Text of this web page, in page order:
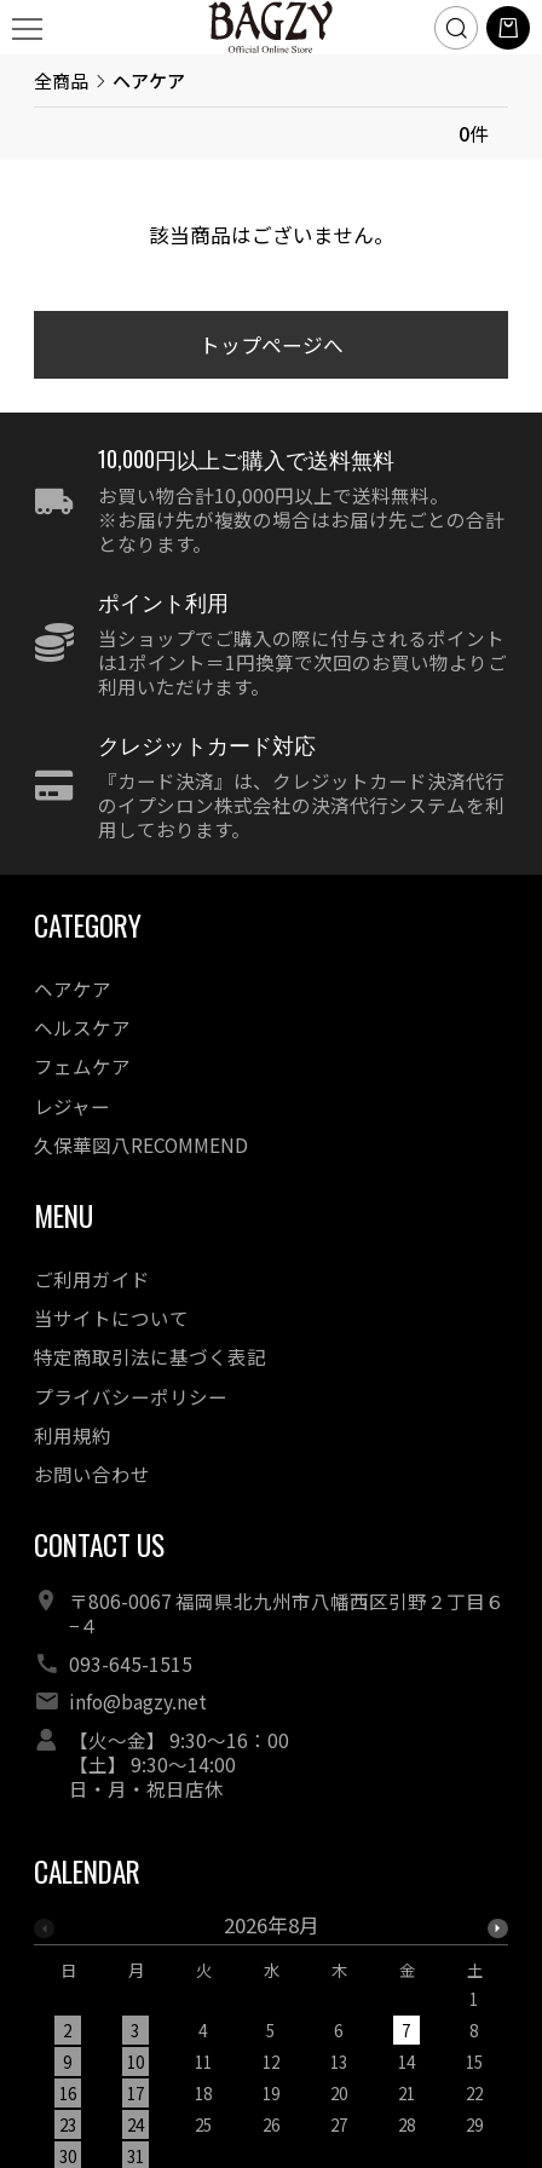
全商品 ヘアケア
0件
該当商品はございません。
トップページへ
10,000円以上ご購入で送料無料
お買い物合計10,000円以上で送料無料。
※お届け先が複数の場合はお届け先ごとの合計
となります。
ポイント利用
当ショップでご購入の際に付与されるポイント
は1ポイント＝1円換算で次回のお買い物よりご
利用いただけます。
クレジットカード対応
『カード決済』は、クレジットカード決済代行
のイプシロン株式会社の決済代行システムを利
用しております。
CATEGORY
ヘアケア
ヘルスケア
フェムケア
レジャー
久保華図八RECOMMEND
MENU
ご利用ガイド
当サイトについて
特定商取引法に基づく表記
プライバシーポリシー
利用規約
お問い合わせ
CONTACT US
〒806-0067 福岡県北九州市八幡西区引野２丁目６
−４
093-645-1515
info@bagzy.net
【火～金】 9:30～16：00
【土】 9:30～14:00
日・月・祝日店休
CALENDAR
2026年8月
日 月 火 水 木 金
土
1
2
3 4 5 6 7
8
9
10 11 12 13 14
15
16
17 18 19 20 21
22
23
24 25 26 27 28
29
30
31